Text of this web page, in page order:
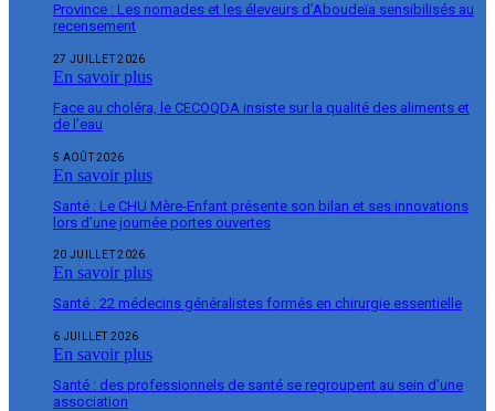
Province : Les nomades et les éleveurs d’Aboudeïa sensibilisés au
recensement
27 JUILLET 2026
En savoir plus
Face au choléra, le CECOQDA insiste sur la qualité des aliments et
de l’eau
5 AOÛT 2026
En savoir plus
Santé : Le CHU Mère-Enfant présente son bilan et ses innovations
lors d’une journée portes ouvertes
20 JUILLET 2026
En savoir plus
Santé : 22 médecins généralistes formés en chirurgie essentielle
6 JUILLET 2026
En savoir plus
Santé : des professionnels de santé se regroupent au sein d’une
association